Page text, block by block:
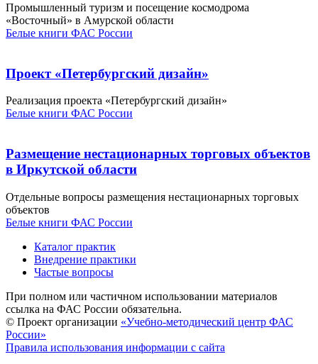
Промышленный туризм и посещение космодрома
«Восточный» в Амурской области
Белые книги ФАС России
Проект «Петербургский дизайн»
Реализация проекта «Петербургский дизайн»
Белые книги ФАС России
Размещение нестационарных торговых объектов
в Иркутской области
Отдельные вопросы размещения нестационарных торговых
объектов
Белые книги ФАС России
Каталог практик
Внедрение практики
Частые вопросы
При полном или частичном использовании материалов
ссылка на ФАС России обязательна.
© Проект организации «Учебно-методический центр ФАС
России»
Правила использования информации с сайта